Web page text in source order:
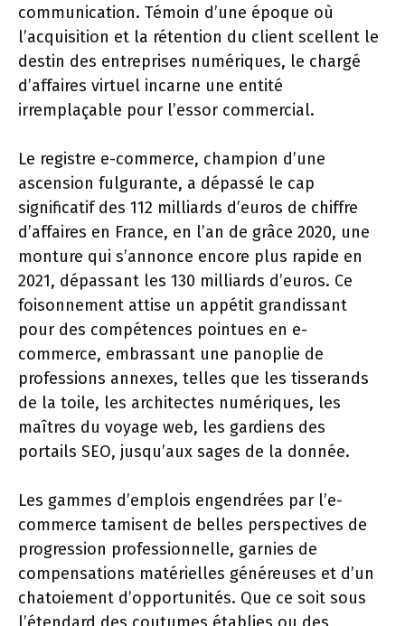
communication. Témoin d’une époque où
l’acquisition et la rétention du client scellent le
destin des entreprises numériques, le chargé
d’affaires virtuel incarne une entité
irremplaçable pour l’essor commercial.
Le registre e-commerce, champion d’une
ascension fulgurante, a dépassé le cap
significatif des 112 milliards d’euros de chiffre
d’affaires en France, en l’an de grâce 2020, une
monture qui s’annonce encore plus rapide en
2021, dépassant les 130 milliards d’euros. Ce
foisonnement attise un appétit grandissant
pour des compétences pointues en e-
commerce, embrassant une panoplie de
professions annexes, telles que les tisserands
de la toile, les architectes numériques, les
maîtres du voyage web, les gardiens des
portails SEO, jusqu’aux sages de la donnée.
Les gammes d’emplois engendrées par l’e-
commerce tamisent de belles perspectives de
progression professionnelle, garnies de
compensations matérielles généreuses et d’un
chatoiement d’opportunités. Que ce soit sous